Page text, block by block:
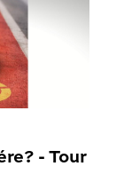
- Tour